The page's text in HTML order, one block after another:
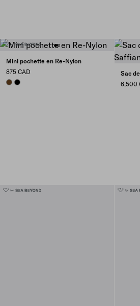
Mini pochette en Re-Nylon
875 CAD
BRANDY
BLACK
Sac
6,500